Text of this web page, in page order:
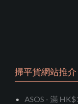
掃平貨網站推介
ASOS - 滿